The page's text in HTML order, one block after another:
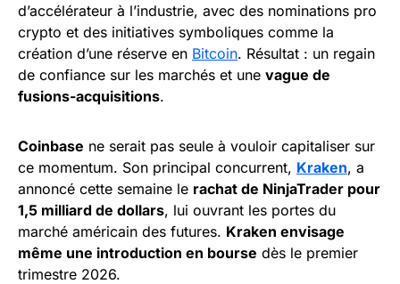
d’accélérateur à l’industrie, avec des nominations pro
crypto et des initiatives symboliques comme la
création d’une réserve en Bitcoin. Résultat : un regain
de confiance sur les marchés et une vague de
fusions-acquisitions.
Coinbase ne serait pas seule à vouloir capitaliser sur
ce momentum. Son principal concurrent, Kraken, a
annoncé cette semaine le rachat de NinjaTrader pour
1,5 milliard de dollars, lui ouvrant les portes du
marché américain des futures. Kraken envisage
même une introduction en bourse dès le premier
trimestre 2026.